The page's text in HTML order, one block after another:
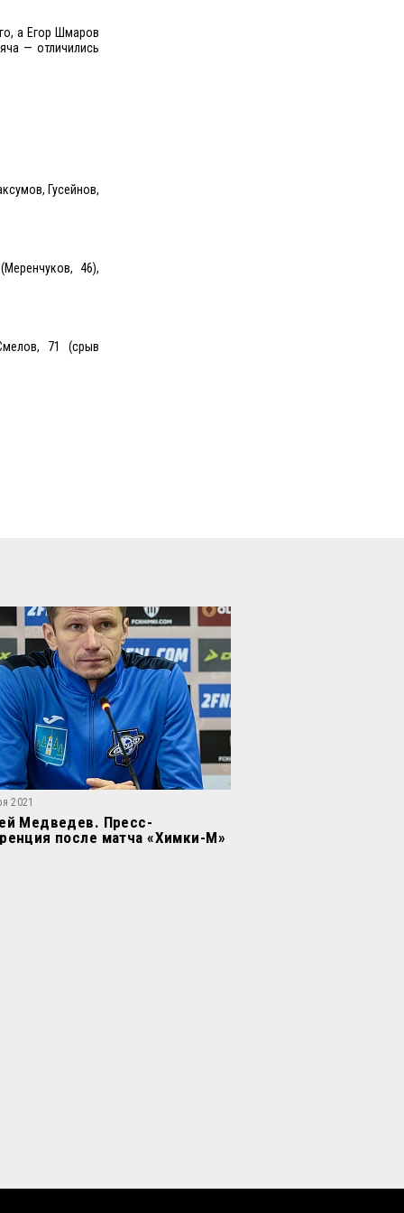
а Егор Шмаров
— отличились
Гусейнов,
46),
71 (срыв
2021
Медведев. Пресс-
после матча «Химки-М»